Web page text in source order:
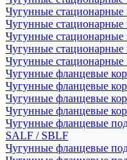
Чугунные
Чугунные
Чугунные
Чугунные
Чугунные
Чугунные фланцевые
Чугунные фланцевые
Чугунные фланцевые
Чугунные фланцевые
Чугунные фланцевые
SALF / SBLF
Чугунные фланцевые